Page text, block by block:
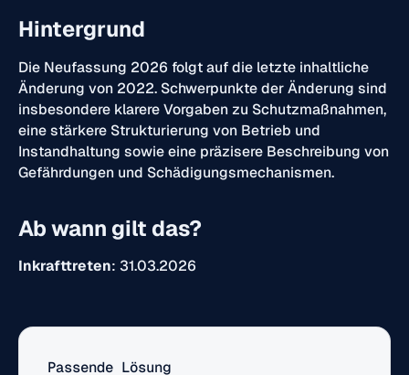
Hintergrund
Die Neufassung 2026 folgt auf die letzte inhaltliche
Änderung von 2022. Schwerpunkte der Änderung sind
insbesondere klarere Vorgaben zu Schutzmaßnahmen,
eine stärkere Strukturierung von Betrieb und
Instandhaltung sowie eine präzisere Beschreibung von
Gefährdungen und Schädigungsmechanismen.
Ab wann gilt das?
Inkrafttreten: 31.03.2026
Passende Lösung